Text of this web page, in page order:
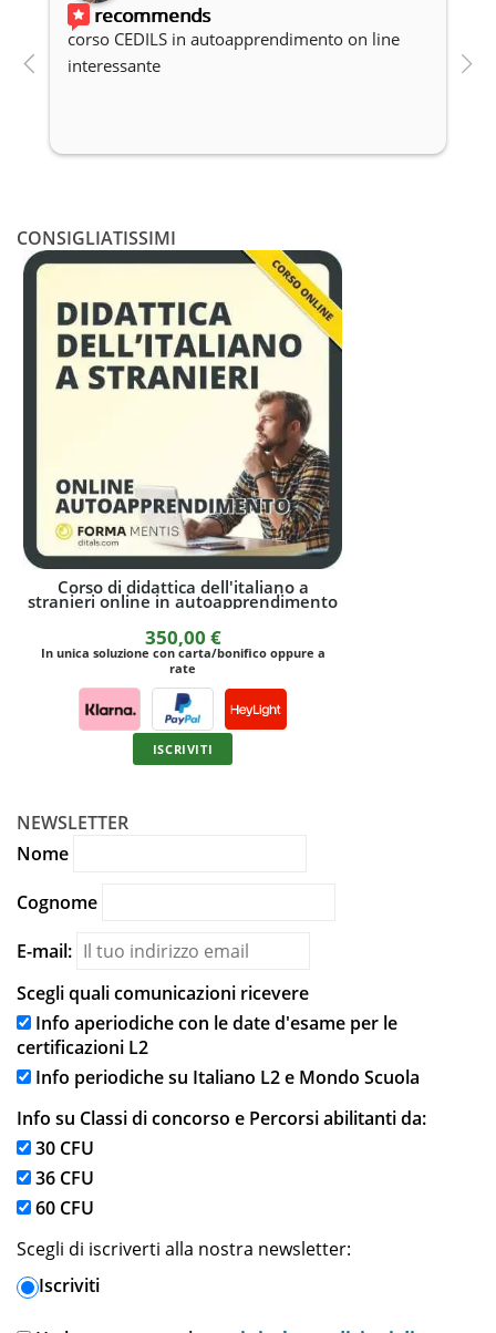
recommends
corso CEDILS in autoapprendimento on line
interessante
CONSIGLIATISSIMI
oppure a
L'insegnamento dell'Italiano agli
stranieri, L2
1.500,00
NEWSLETTER
Nome
Cognome
E-mail:
Scegli quali comunicazioni ricevere
Info aperiodiche con le date d'esame per le
certificazioni L2
Info periodiche su Italiano L2 e Mondo Scuola
Info su Classi di concorso e Percorsi abilitanti da:
30 CFU
36 CFU
60 CFU
Scegli di iscriverti alla nostra newsletter:
Iscriviti